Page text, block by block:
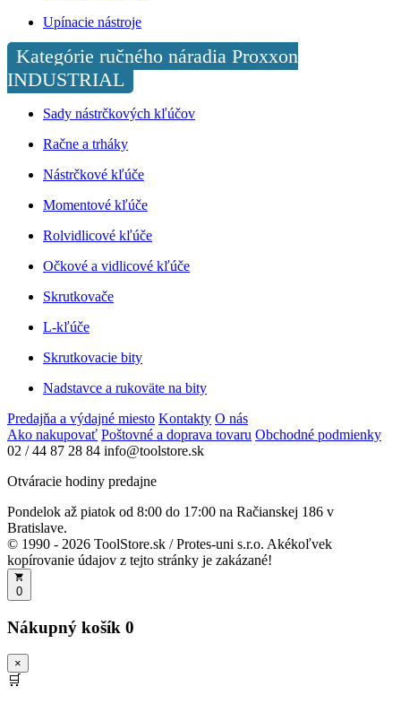
Upínacie nástroje
Kategórie ručného náradia Proxxon
INDUSTRIAL
Sady nástrčkových kľúčov
Račne a trháky
Nástrčkové kľúče
Momentové kľúče
Rolvidlicové kľúče
Očkové a vidlicové kľúče
Skrutkovače
L-kľúče
Skrutkovacie bity
Nadstavce a rukoväte na bity
Predajňa a výdajné miesto Kontakty O nás
Ako nakupovať Poštovné a doprava tovaru Obchodné podmienky
02 / 44 87 28 84 info@toolstore.sk
Otváracie hodiny predajne
Pondelok až piatok od 8:00 do 17:00 na Račianskej 186 v
Bratislave.
© 1990 - 2026 ToolStore.sk / Protes-uni s.r.o. Akékoľvek
kopírovanie údajov z tejto stránky je zakázané!
0
Nákupný košík 0
×
🛒